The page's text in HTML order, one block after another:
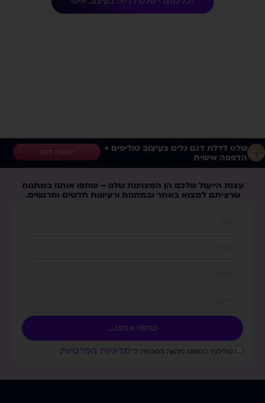
שלט לדלת דגם גלים בעיצוב טוליפים +
הדפסה אישית
הוספה לסל
עצות הייעול שלכם הן המצוינות שלנו – שתפו אותנו במתנות
שרציתם למצוא באתר ובמתנות ורעיונות חדשים ומרגשים.
שליחת הטופס מהווה הסכמה ל־מדיניות הפרטיות.
שתפו אותנו....